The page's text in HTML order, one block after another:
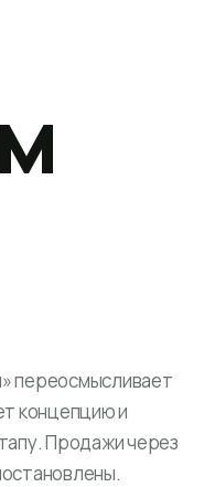
переосмысливает
концепцию и
Продажи через